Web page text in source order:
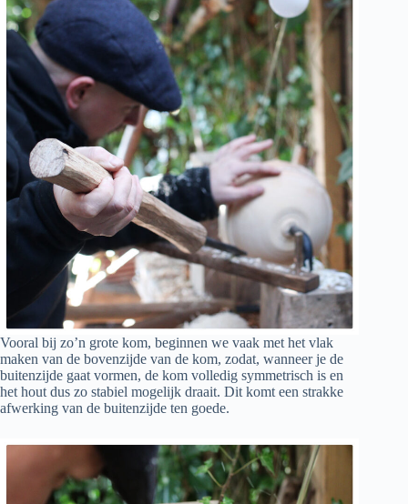
Vooral bij zo’n grote kom, beginnen we vaak met het vlak
maken van de bovenzijde van de kom, zodat, wanneer je de
buitenzijde gaat vormen, de kom volledig symmetrisch is en
het hout dus zo stabiel mogelijk draait. Dit komt een strakke
afwerking van de buitenzijde ten goede.